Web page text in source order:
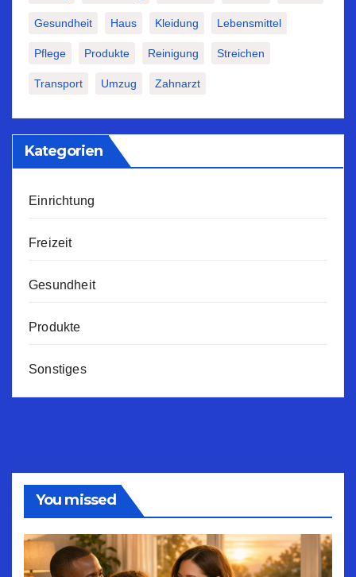
Gesundheit Haus Kleidung Lebensmittel
Pflege Produkte Reinigung Streichen
Transport Umzug Zahnarzt
Kategorien
Einrichtung
Freizeit
Gesundheit
Produkte
Sonstiges
You missed